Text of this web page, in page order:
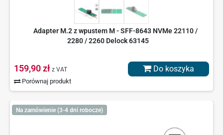
Adapter M.2 z wpustem M - SFF-8643 NVMe 22110 /
2280 / 2260 Delock 63145
159,90 zł z VAT
Porównaj produkt
Do koszyka
Na zamówienie (3-4 dni robocze)